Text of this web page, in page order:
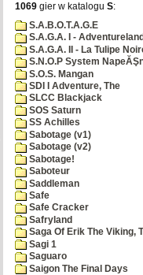
1069 gier w katalogu S:
S.A.B.O.T.A.G.E
S.A.G.A. I -
S.A.G.A. II - La Tulipe
S.N.O.P System
S.O.S. Mangan
SDI I Adventure, The
SLCC Blackjack
SOS Saturn
SS Achilles
Sabotage (v1)
Sabotage (v2)
Sabotage!
Saboteur
Saddleman
Safe
Safe Cracker
Safryland
Saga Of Erik The Viking,
Sagi 1
Saguaro
Saigon The Final Days